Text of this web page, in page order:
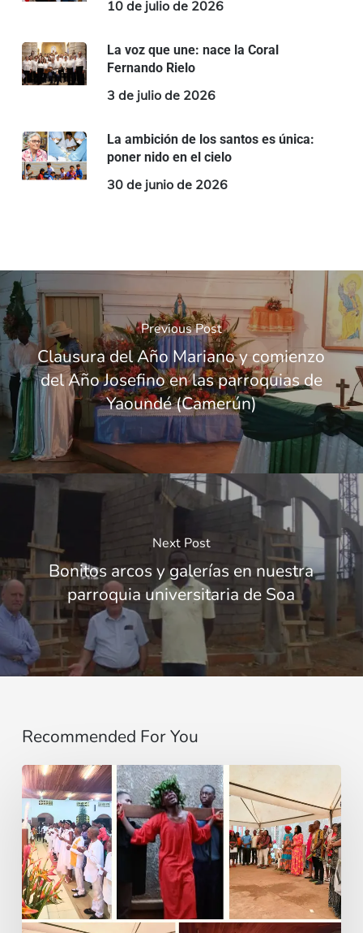
10 de julio de 2026
La voz que une: nace la Coral
Fernando Rielo
3 de julio de 2026
La ambición de los santos es única:
poner nido en el cielo
30 de junio de 2026
Previous Post
Clausura del Año Mariano y comienzo
del Año Josefino en las parroquias de
Yaoundé (Camerún)
Next Post
Bonitos arcos y galerías en nuestra
parroquia universitaria de Soa
Recommended For You
Entre
Ritos
Funerarios
y
Danzas:
Reviviendo